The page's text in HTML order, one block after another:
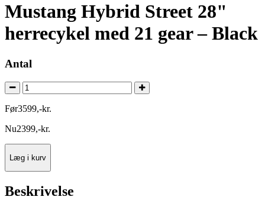
Mustang Hybrid Street 28"
herrecykel med 21 gear – Black
Antal
Før3599,-kr.
Nu2399,-kr.
Læg i kurv
Beskrivelse